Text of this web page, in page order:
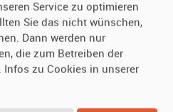
Oldtimer mieten
Erweiterte Suche
Fragen für Mieter
Service
Service zu optimieren
Sie das nicht wünschen,
Dann werden nur
die zum Betreiben der
zu Cookies in unserer